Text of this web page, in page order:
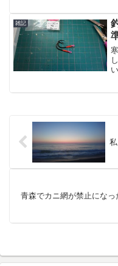
雑記
青森でカニ網が禁止になっ